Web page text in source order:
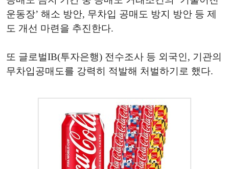
운동장’ 해소 방안, 무차입 공매도 방지 방안 등 제
도 개선 마련을 추진한다.
또 글로벌IB(투자은행) 전수조사 등 외국인, 기관의
무차입공매도를 강력히 적발해 처벌하기로 했다.